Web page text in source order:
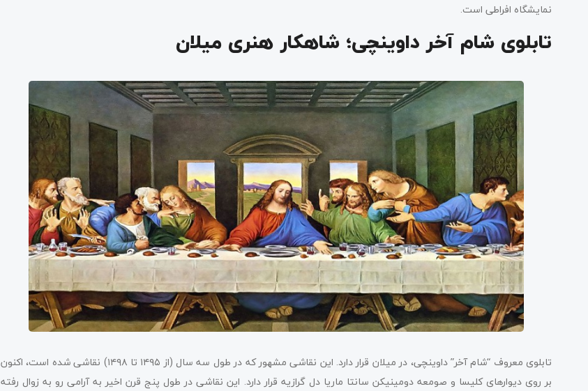
نمایشگاه افراطی است.
تابلوی شام آخر داوینچی؛ شاهکار هنری میلان
تابلوی معروف “شام آخر” داوینچی، در میلان قرار دارد. این نقاشی مشهور که در طول سه سال (از ۱۴۹۵ تا ۱۴۹۸) نقاشی شده است، اکنون
بر روی دیوارهای کلیسا و صومعه دومینیکن سانتا ماریا دل گرازیه قرار دارد. این نقاشی در طول پنج قرن اخیر به آرامی رو به زوال رفته